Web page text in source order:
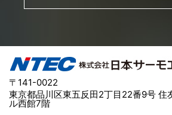
〒141-0022
東京都品川区東五反田2丁目22番9号 住
ル西館7階